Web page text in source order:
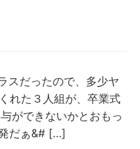
スだったので、多少ヤ
れた３人組が、卒業式
ができないかとおもっ
だぁ&# […]